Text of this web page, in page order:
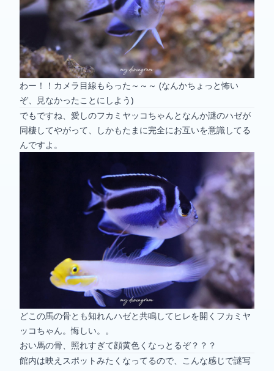
わー！！カメラ目線もらった～～～ (なんかちょっと怖い
ぞ、見なかったことにしよう)
でもですね、愛しのフカミヤッコちゃんとなんか謎のハゼが
同棲してやがって、しかもたまに完全にお互いを意識してる
んですよ。
どこの馬の骨とも知れんハゼと共鳴してヒレを開くフカミヤ
ッコちゃん。悔しい。。
おい馬の骨、照れすぎて顔黄色くなっとるぞ？？？
館内は映えスポットみたくなってるので、こんな感じで謎写